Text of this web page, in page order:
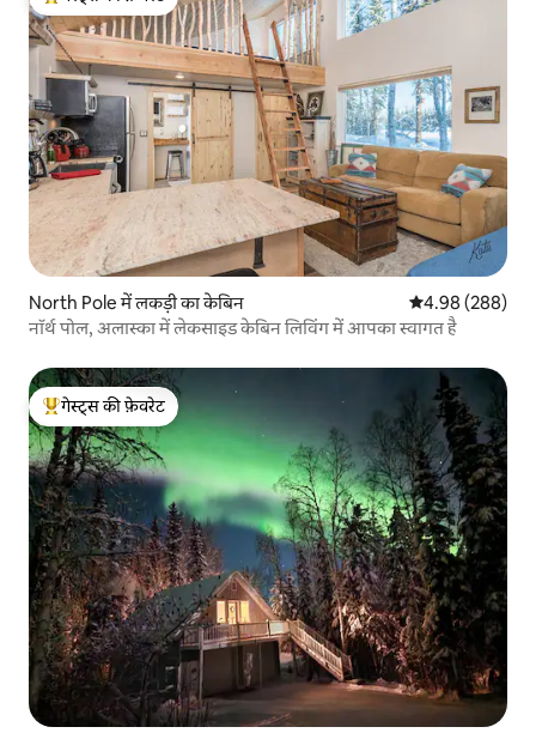
गेस्ट्स का टॉप फ़ेवरेट
North Pole में लकड़ी का केबिन औसत रेटिंग 5 में से
4.98 (288)
नॉर्थ पोल, अलास्का में लेकसाइड केबिन लिविंग में आपका स्वागत है
गेस्ट्स का टॉप फ़ेवरेट
गेस्ट्स की फ़ेवरेट